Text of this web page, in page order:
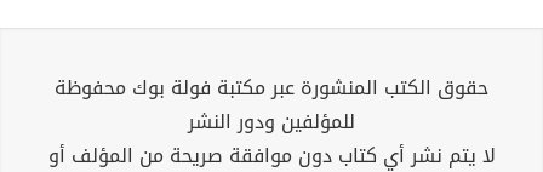
حقوق الكتب المنشورة عبر مكتبة فولة بوك محفوظة
للمؤلفين ودور النشر
لا يتم نشر أي كتاب دون موافقة صريحة من المؤلف أو